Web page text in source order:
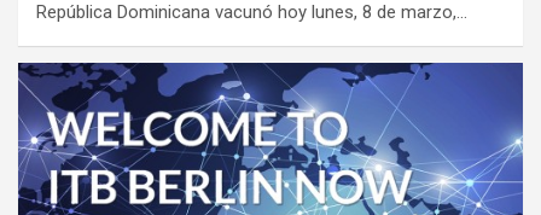
República Dominicana vacunó hoy lunes, 8 de marzo,…